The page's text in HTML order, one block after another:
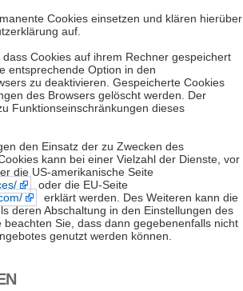
Cookies einsetzen und klären hierüber
auf.
Cookies auf ihrem Rechner gespeichert
entsprechende Option in den
zu deaktivieren. Gespeicherte Cookies
des Browsers gelöscht werden. Der
Funktionseinschränkungen dieses
den Einsatz der zu Zwecken des
kann bei einer Vielzahl der Dienste, vor
die US-amerikanische Seite
oder die EU-Seite
erklärt werden. Des Weiteren kann die
deren Abschaltung in den Einstellungen des
Sie, dass dann gegebenenfalls nicht
genutzt werden können.